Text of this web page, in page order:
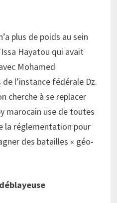
plus de poids au sein
Hayatou qui avait
Mohamed
l’instance fédérale Dz.
cherche à se replacer
marocain use de toutes
la réglementation pour
des batailles « géo-